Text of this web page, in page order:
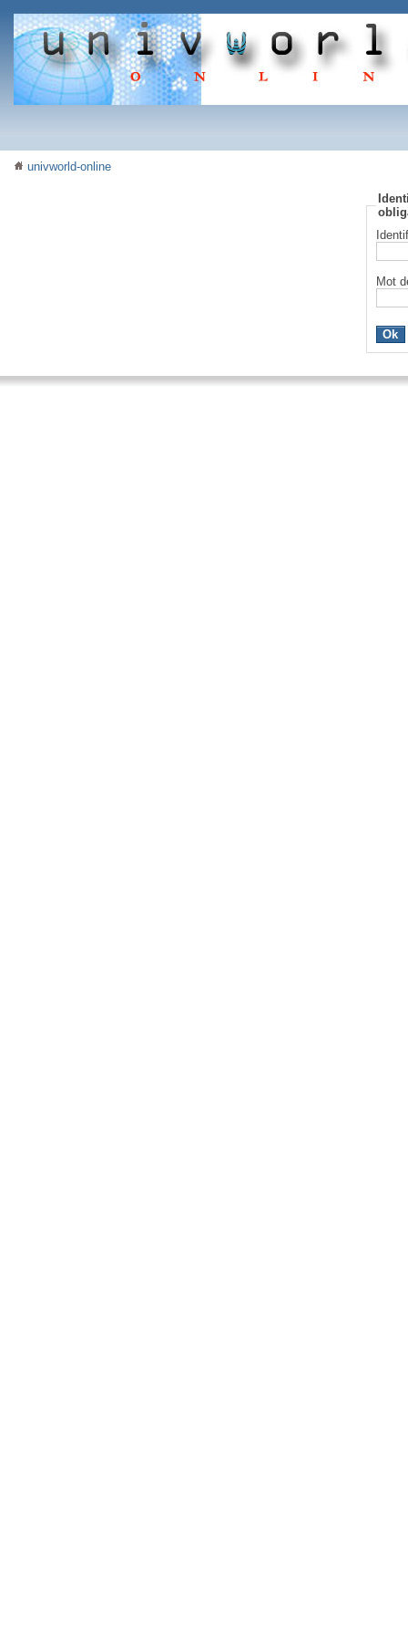
univworld-online
Mot